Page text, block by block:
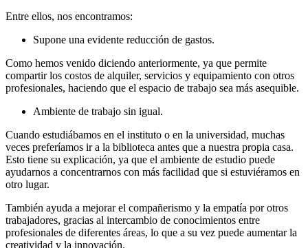
Entre ellos, nos encontramos:
Supone una evidente reducción de gastos.
Como hemos venido diciendo anteriormente, ya que permite
compartir los costos de alquiler, servicios y equipamiento con otros
profesionales, haciendo que el espacio de trabajo sea más asequible.
Ambiente de trabajo sin igual.
Cuando estudiábamos en el instituto o en la universidad, muchas
veces preferíamos ir a la biblioteca antes que a nuestra propia casa.
Esto tiene su explicación, ya que el ambiente de estudio puede
ayudarnos a concentrarnos con más facilidad que si estuviéramos en
otro lugar.
También ayuda a mejorar el compañerismo y la empatía por otros
trabajadores, gracias al intercambio de conocimientos entre
profesionales de diferentes áreas, lo que a su vez puede aumentar la
creatividad y la innovación.